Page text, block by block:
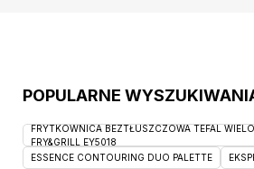
POPULARNE
FRYTKOWNICA BEZTŁUSZCZOWA TEFAL
FRY&GRILL EY5018
ESSENCE CONTOURING DUO PALETTE